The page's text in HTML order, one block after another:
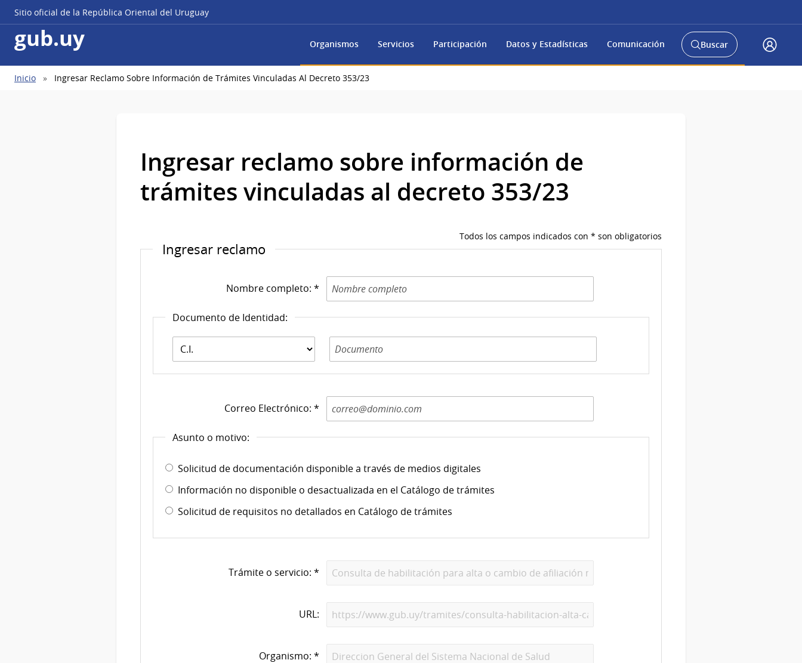
Sitio oficial de la República Oriental del Uruguay
gub.uy Organismos Servicios Participación Datos y Estadísticas Comunicación
Abrir
buscador
Buscar
Acceso
Ruta
Inicio Ingresar Reclamo Sobre Información de Trámites Vinculadas Al Decreto 353/23
Ingresar reclamo sobre información de
trámites vinculadas al decreto 353/23
Todos los campos indicados con * son obligatorios
Ingresar reclamo
Nombre completo: *
Documento de Identidad:
Documento
de
Identidad:
Documento de
Identidad N: *
Correo Electrónico: *
Asunto o motivo:
Solicitud de documentación disponible a través de medios digitales
Información no disponible o desactualizada en el Catálogo de trámites
Solicitud de requisitos no detallados en Catálogo de trámites
Trámite o servicio: *
URL:
Organismo: *